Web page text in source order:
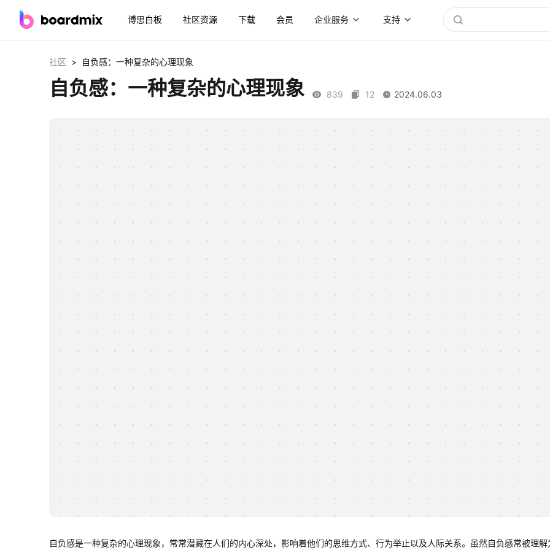
博思白板 社区资源 下载 会员 企业服务 支持
社区 > 自负感：一种复杂的心理现象
自负感：一种复杂的心理现象 839 12 2024.06.03
自负感是一种复杂的心理现象，常常潜藏在人们的内心深处，影响着他们的思维方式、行为举止以及人际关系。虽然自负感常被理解